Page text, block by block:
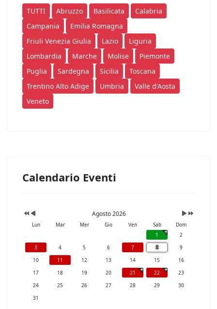
TUTTI Abruzzo Basilicata
Calabria
Campania
Emilia Romagna
Friuli Venezia Giulia
Lazio
Liguria
Lombardia
Marche Molise
Piemonte
Puglia
Sardegna Sicilia
Toscana
Trentino Alto Adige
Umbria
Valle d'Aosta
Veneto
Calendario Eventi
Agosto 2026
Lun Mar Mer Gio Ven Sab
Dom
1
2
3
4 5 6 7 8
9
10
11 12 13 14 15
16
17
18 19 20 21 22
23
24
25 26 27 28 29
30
31